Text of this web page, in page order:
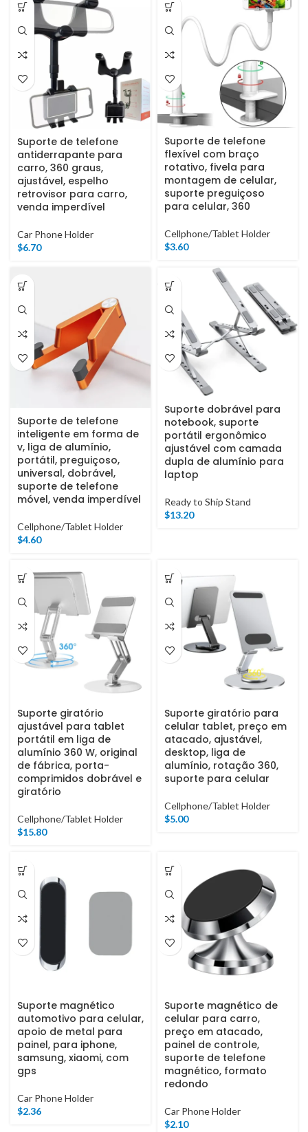
Suporte de telefone
antiderrapante para
carro, 360 graus,
ajustável, espelho
retrovisor para carro,
venda imperdível
Car Phone Holder
$6.70
Suporte de telefone
flexível com braço
rotativo, fivela para
montagem de celular,
suporte preguiçoso
para celular, 360
Cellphone/Tablet Holder
$3.60
Suporte de telefone
inteligente em forma de
v, liga de alumínio,
portátil, preguiçoso,
universal, dobrável,
suporte de telefone
móvel, venda imperdível
Cellphone/Tablet Holder
$4.60
Suporte dobrável para
notebook, suporte
portátil ergonômico
ajustável com camada
dupla de alumínio para
laptop
Ready to Ship Stand
$13.20
Suporte giratório
ajustável para tablet
portátil em liga de
alumínio 360 W, original
de fábrica, porta-
comprimidos dobrável e
giratório
Cellphone/Tablet Holder
$15.80
Suporte giratório para
celular tablet, preço em
atacado, ajustável,
desktop, liga de
alumínio, rotação 360,
suporte para celular
Cellphone/Tablet Holder
$5.00
Suporte magnético
automotivo para celular,
apoio de metal para
painel, para iphone,
samsung, xiaomi, com
gps
Car Phone Holder
$2.36
Suporte magnético de
celular para carro,
preço em atacado,
painel de controle,
suporte de telefone
magnético, formato
redondo
Car Phone Holder
$2.10